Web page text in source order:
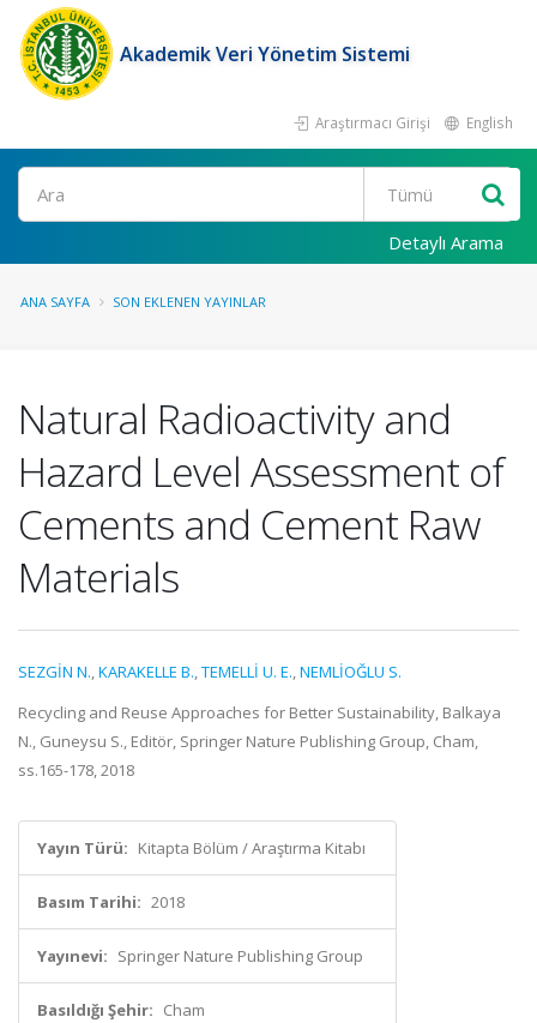
Akademik Veri Yönetim Sistemi
Araştırmacı Girişi English
Ara
Detaylı Arama
ANA SAYFA SON EKLENEN YAYINLAR
Natural Radioactivity and
Hazard Level Assessment of
Cements and Cement Raw
Materials
SEZGİN N.,KARAKELLE B.,TEMELLİ U. E.,NEMLİOĞLU S.
Recycling and Reuse Approaches for Better Sustainability, Balkaya
N., Guneysu S., Editör, Springer Nature Publishing Group, Cham,
ss.165-178, 2018
Yayın Türü: Kitapta Bölüm / Araştırma Kitabı
Basım Tarihi: 2018
Yayınevi: Springer Nature Publishing Group
Basıldığı Şehir: Cham